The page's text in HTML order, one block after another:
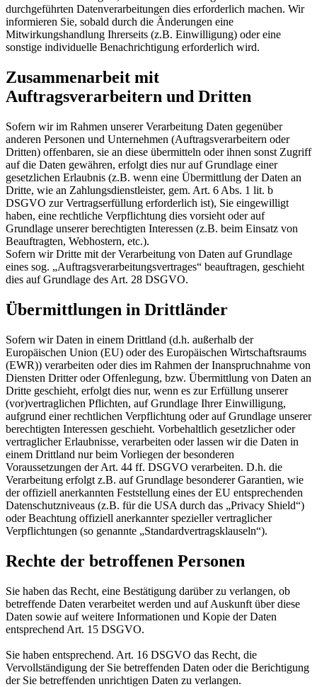
durchgeführten Datenverarbeitungen dies erforderlich machen. Wir
informieren Sie, sobald durch die Änderungen eine
Mitwirkungshandlung Ihrerseits (z.B. Einwilligung) oder eine
sonstige individuelle Benachrichtigung erforderlich wird.
Zusammenarbeit mit
Auftragsverarbeitern und Dritten
Sofern wir im Rahmen unserer Verarbeitung Daten gegenüber
anderen Personen und Unternehmen (Auftragsverarbeitern oder
Dritten) offenbaren, sie an diese übermitteln oder ihnen sonst Zugriff
auf die Daten gewähren, erfolgt dies nur auf Grundlage einer
gesetzlichen Erlaubnis (z.B. wenn eine Übermittlung der Daten an
Dritte, wie an Zahlungsdienstleister, gem. Art. 6 Abs. 1 lit. b
DSGVO zur Vertragserfüllung erforderlich ist), Sie eingewilligt
haben, eine rechtliche Verpflichtung dies vorsieht oder auf
Grundlage unserer berechtigten Interessen (z.B. beim Einsatz von
Beauftragten, Webhostern, etc.).
Sofern wir Dritte mit der Verarbeitung von Daten auf Grundlage
eines sog. „Auftragsverarbeitungsvertrages“ beauftragen, geschieht
dies auf Grundlage des Art. 28 DSGVO.
Übermittlungen in Drittländer
Sofern wir Daten in einem Drittland (d.h. außerhalb der
Europäischen Union (EU) oder des Europäischen Wirtschaftsraums
(EWR)) verarbeiten oder dies im Rahmen der Inanspruchnahme von
Diensten Dritter oder Offenlegung, bzw. Übermittlung von Daten an
Dritte geschieht, erfolgt dies nur, wenn es zur Erfüllung unserer
(vor)vertraglichen Pflichten, auf Grundlage Ihrer Einwilligung,
aufgrund einer rechtlichen Verpflichtung oder auf Grundlage unserer
berechtigten Interessen geschieht. Vorbehaltlich gesetzlicher oder
vertraglicher Erlaubnisse, verarbeiten oder lassen wir die Daten in
einem Drittland nur beim Vorliegen der besonderen
Voraussetzungen der Art. 44 ff. DSGVO verarbeiten. D.h. die
Verarbeitung erfolgt z.B. auf Grundlage besonderer Garantien, wie
der offiziell anerkannten Feststellung eines der EU entsprechenden
Datenschutzniveaus (z.B. für die USA durch das „Privacy Shield“)
oder Beachtung offiziell anerkannter spezieller vertraglicher
Verpflichtungen (so genannte „Standardvertragsklauseln“).
Rechte der betroffenen Personen
Sie haben das Recht, eine Bestätigung darüber zu verlangen, ob
betreffende Daten verarbeitet werden und auf Auskunft über diese
Daten sowie auf weitere Informationen und Kopie der Daten
entsprechend Art. 15 DSGVO.
Sie haben entsprechend. Art. 16 DSGVO das Recht, die
Vervollständigung der Sie betreffenden Daten oder die Berichtigung
der Sie betreffenden unrichtigen Daten zu verlangen.